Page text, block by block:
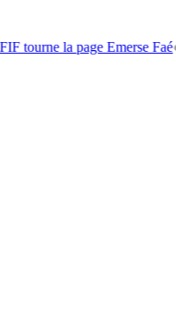
page Emerse Faé●Affaire